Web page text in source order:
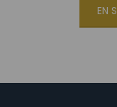
EN